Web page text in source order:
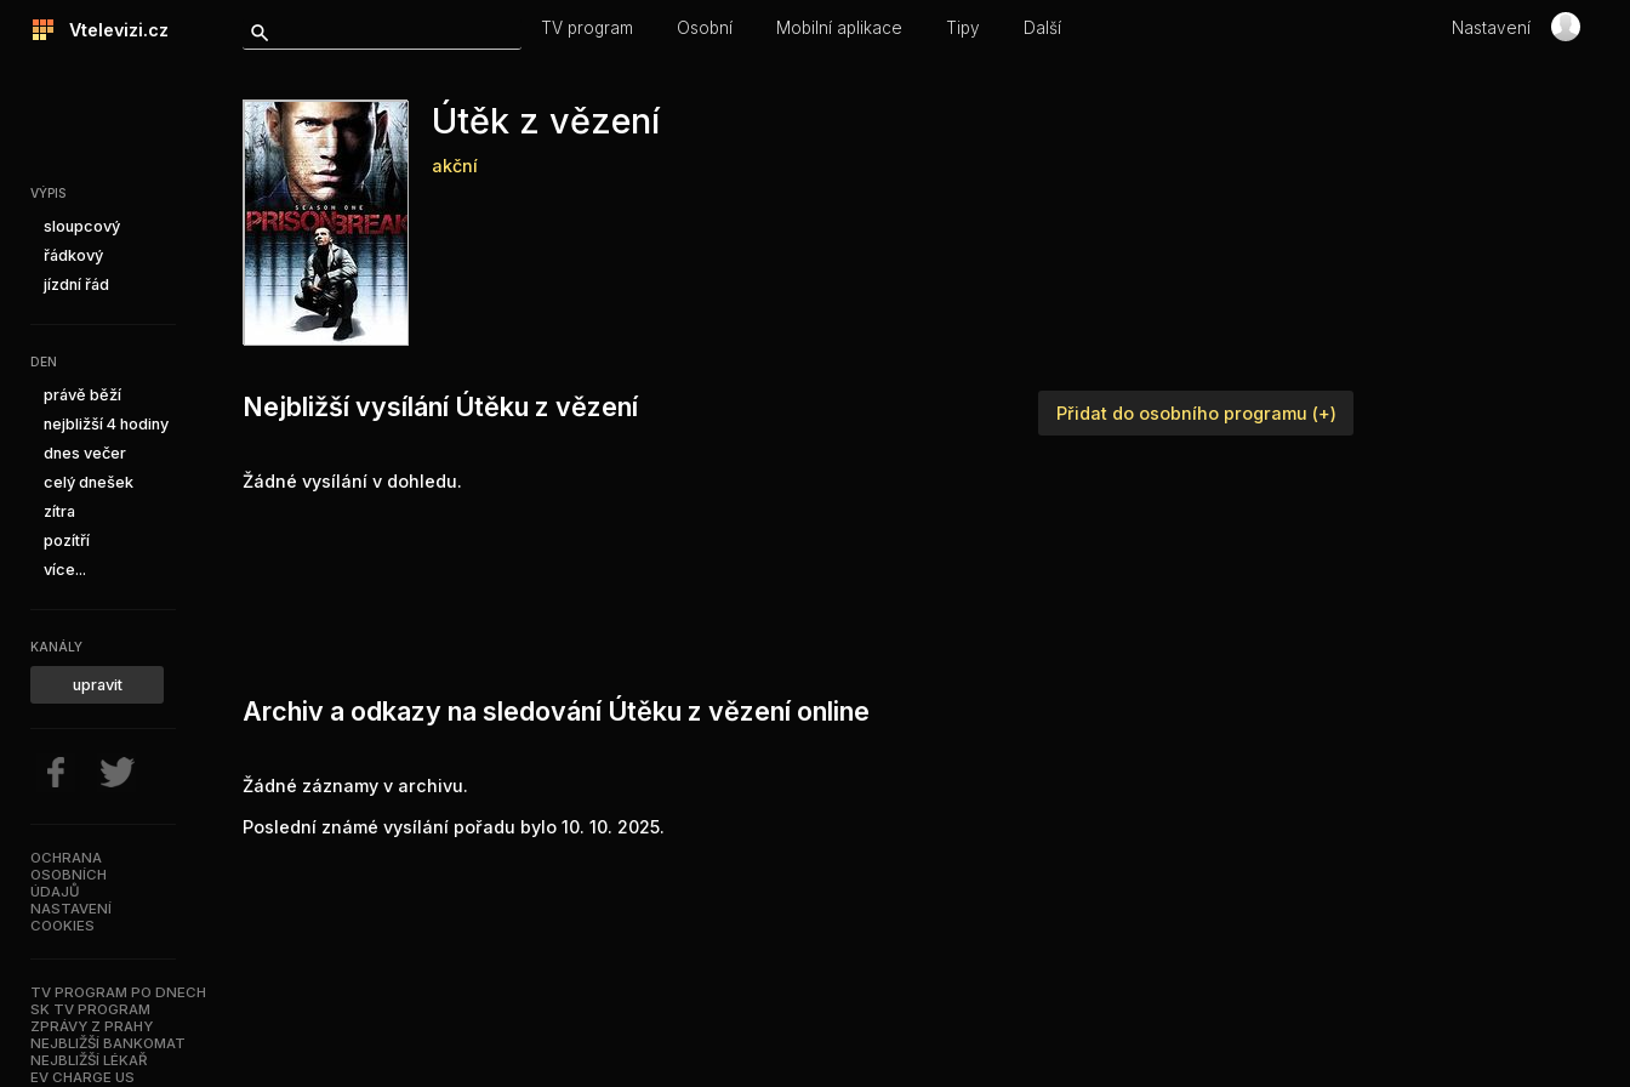
Vtelevizi.cz TV program Osobní Mobilní aplikace Tipy Další Nastavení
VÝPIS
sloupcový
řádkový
jízdní řád
DEN
právě běží
nejbližší 4 hodiny
dnes večer
celý dnešek
zítra
pozítří
více...
KANÁLY
upravit
OCHRANA
OSOBNÍCH
ÚDAJŮ
NASTAVENÍ
COOKIES
TV PROGRAM PO DNECH
SK TV PROGRAM
ZPRÁVY Z PRAHY
NEJBLIŽŠÍ BANKOMAT
NEJBLIŽŠÍ LÉKAŘ
EV CHARGE US
Útěk z vězení
akční
Nejbližší vysílání Útěku z vězení
Žádné vysílání v dohledu.
Archiv a odkazy na sledování Útěku z vězení online
Žádné záznamy v archivu.
Poslední známé vysílání pořadu bylo 10. 10. 2025.
Přidat do osobního programu (+)